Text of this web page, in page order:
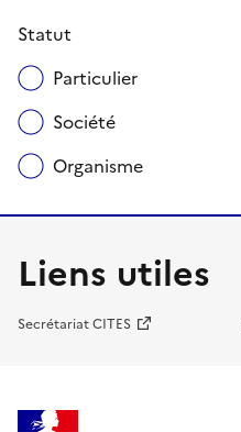
Statut
Particulier
Société
Organisme
Liens utiles
Secrétariat CITES